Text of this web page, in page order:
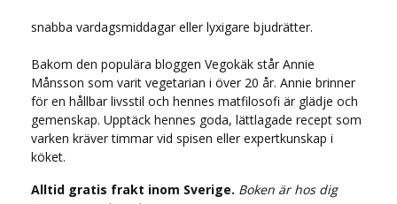
snabba vardagsmiddagar eller lyxigare bjudrätter.
Bakom den populära bloggen Vegokäk står Annie
Månsson som varit vegetarian i över 20 år. Annie brinner
för en hållbar livsstil och hennes matfilosofi är glädje och
gemenskap. Upptäck hennes goda, lättlagade recept som
varken kräver timmar vid spisen eller expertkunskap i
köket.
Alltid gratis frakt inom Sverige. Boken är hos dig